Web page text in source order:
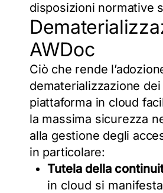
disposizioni normative
AWDoc
Ciò che rende
dematerializzazione
piattaforma in cloud
la massima sicurezza
alla gestione degli
in particolare:
Tutela della
in cloud si